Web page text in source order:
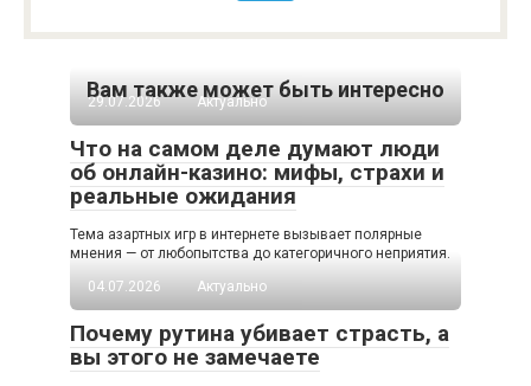
Вам также может быть интересно
29.07.2026 Актуально
Что на самом деле думают люди
об онлайн-казино: мифы, страхи и
реальные ожидания
Тема азартных игр в интернете вызывает полярные
мнения — от любопытства до категоричного неприятия.
04.07.2026
Актуально
Почему рутина убивает страсть, а
вы этого не замечаете